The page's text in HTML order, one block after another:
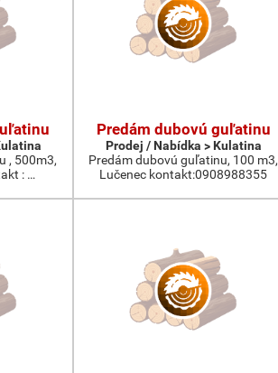
, 500m3,
: …
Predám dubovú guľatinu
Prodej / Nabídka > Kulatina
Predám dubovú guľatinu, 100 m3,
Lučenec kontakt:0908988355